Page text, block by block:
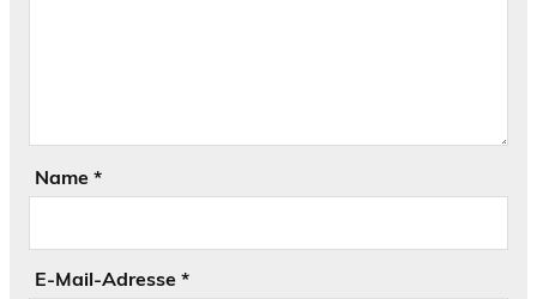
Name *
E-Mail-Adresse *